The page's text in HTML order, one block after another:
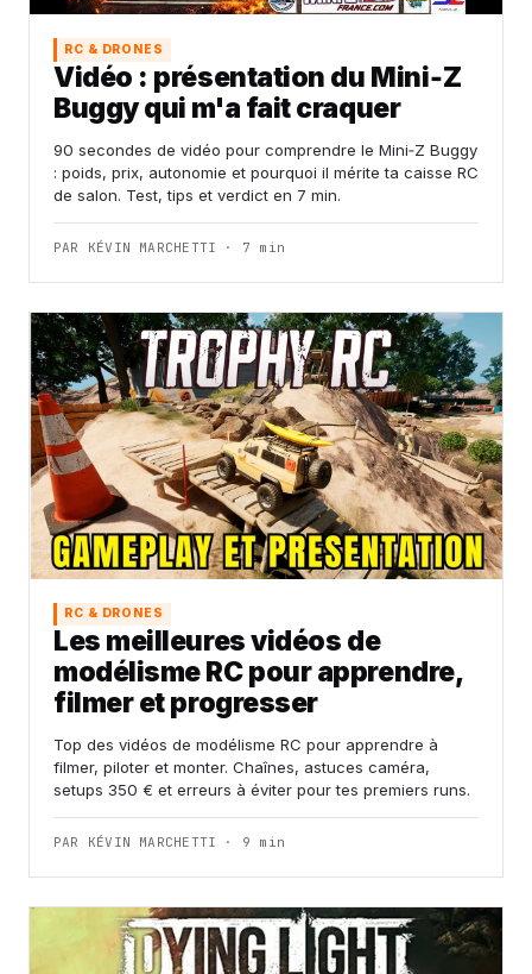
RC & DRONES
Vidéo : présentation du Mini‑Z
Buggy qui m'a fait craquer
90 secondes de vidéo pour comprendre le Mini‑Z Buggy
: poids, prix, autonomie et pourquoi il mérite ta caisse RC
de salon. Test, tips et verdict en 7 min.
PAR KÉVIN MARCHETTI · 7 min
RC & DRONES
Les meilleures vidéos de
modélisme RC pour apprendre,
filmer et progresser
Top des vidéos de modélisme RC pour apprendre à
filmer, piloter et monter. Chaînes, astuces caméra,
setups 350 € et erreurs à éviter pour tes premiers runs.
PAR KÉVIN MARCHETTI · 9 min